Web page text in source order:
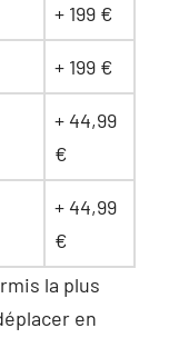
+ 199 €
+ 199 €
+ 44,99
€
+ 44,99
€
la plus
en